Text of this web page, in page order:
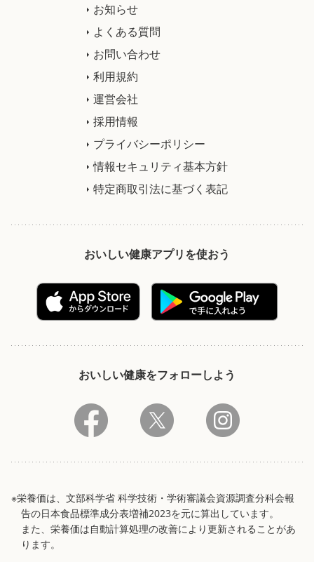
お知らせ
よくある質問
お問い合わせ
利用規約
運営会社
採用情報
プライバシーポリシー
情報セキュリティ基本方針
特定商取引法に基づく表記
おいしい健康アプリを使おう
おいしい健康をフォローしよう
※栄養価は、文部科学省 科学技術・学術審議会資源調査分科会報
告の日本食品標準成分表増補2023を元に算出しています。
また、栄養価は自動計算処理の改善により更新されることがあ
ります。